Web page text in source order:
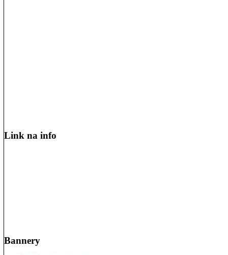
Link na info
Bannery